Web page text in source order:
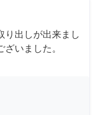
り出しが出来まし
いました。